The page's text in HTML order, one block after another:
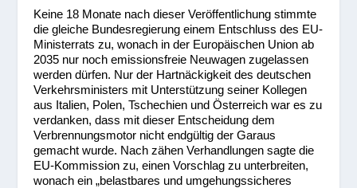
Keine 18 Monate nach dieser Veröffentlichung stimmte
die gleiche Bundesregierung einem Entschluss des EU-
Ministerrats zu, wonach in der Europäischen Union ab
2035 nur noch emissionsfreie Neuwagen zugelassen
werden dürfen. Nur der Hartnäckigkeit des deutschen
Verkehrsministers mit Unterstützung seiner Kollegen
aus Italien, Polen, Tschechien und Österreich war es zu
verdanken, dass mit dieser Entscheidung dem
Verbrennungsmotor nicht endgültig der Garaus
gemacht wurde. Nach zähen Verhandlungen sagte die
EU-Kommission zu, einen Vorschlag zu unterbreiten,
wonach ein „belastbares und umgehungssicheres